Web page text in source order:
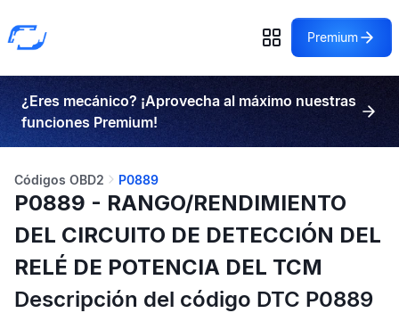
Premium
¿Eres mecánico? ¡Aprovecha al máximo nuestras
funciones Premium!
Códigos OBD2 P0889
P0889 - RANGO/RENDIMIENTO
DEL CIRCUITO DE DETECCIÓN DEL
RELÉ DE POTENCIA DEL TCM
Descripción del código DTC P0889